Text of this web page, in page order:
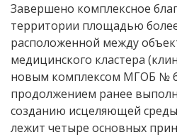
Завершено комплексное
территории площадью более
расположенной между
медицинского кластера
новым комплексом МГОБ №
продолжением ранее
созданию исцеляющей
лежит четыре основных